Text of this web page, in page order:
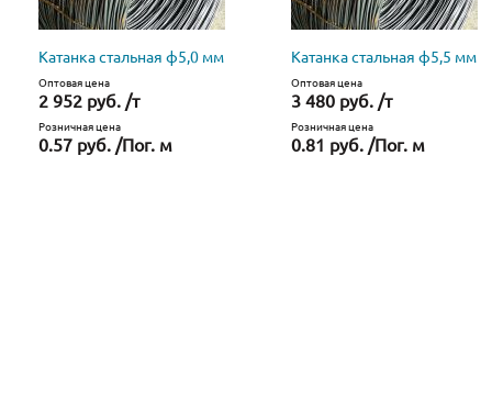
Катанка стальная ф5,0 мм
Оптовая цена
2 952 руб. /т
Розничная цена
0.57 руб. /Пог. м
Катанка стальная ф5,5 мм
Оптовая цена
3 480 руб. /т
Розничная цена
0.81 руб. /Пог. м